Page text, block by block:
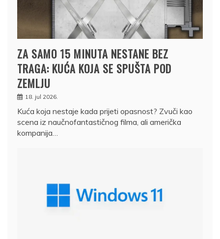
ZA SAMO 15 MINUTA NESTANE BEZ
TRAGA: KUĆA KOJA SE SPUŠTA POD
ZEMLJU
18. jul 2026.
Kuća koja nestaje kada prijeti opasnost? Zvuči kao
scena iz naučnofantastičnog filma, ali američka
kompanija…